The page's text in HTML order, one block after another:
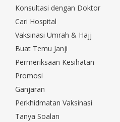
Konsultasi dengan Doktor
Cari Hospital
Vaksinasi Umrah & Hajj
Buat Temu Janji
Permeriksaan Kesihatan
Promosi
Ganjaran
Perkhidmatan Vaksinasi
Tanya Soalan